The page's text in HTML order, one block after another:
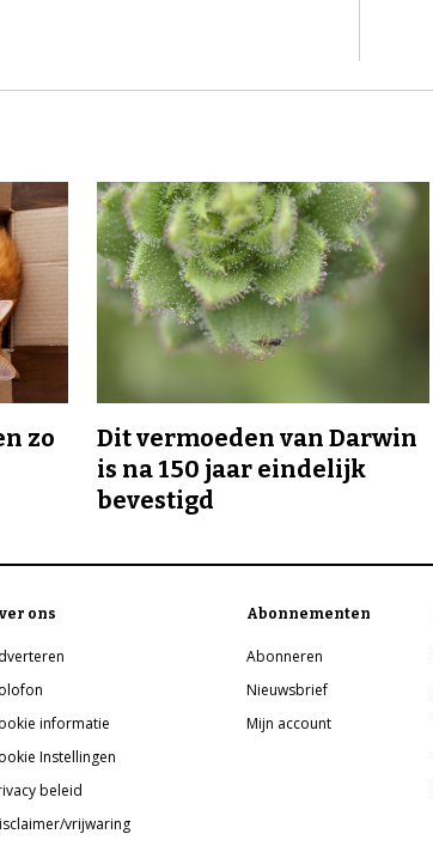
zo
Dit vermoeden van Darwin
is na 150 jaar eindelijk
bevestigd
ons
informatie
Instellingen
beleid
vrijwaring
Abonnementen
Abonneren
Nieuwsbrief
Mijn account